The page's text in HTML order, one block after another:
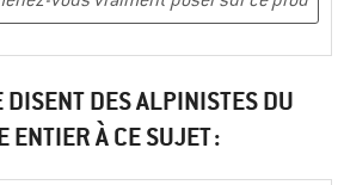
DISENT DES ALPINISTES DU
ENTIER À CE SUJET :